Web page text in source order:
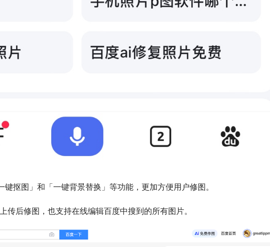
抠图」和「一键背景替换」等功能，更加方便用户修图。
传后修图，也支持在线编辑百度中搜到的所有图片。